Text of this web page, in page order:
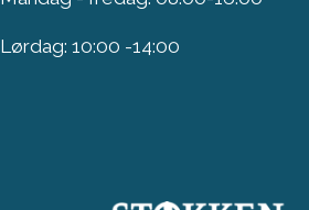
Lørdag: 10:00 -14:00